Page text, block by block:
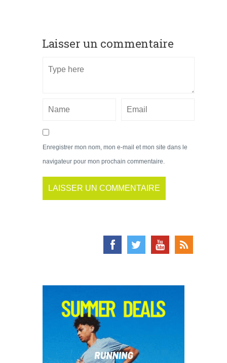
Laisser un commentaire
Enregistrer mon nom, mon e-mail et mon site dans le
navigateur pour mon prochain commentaire.